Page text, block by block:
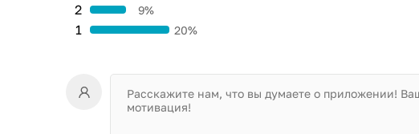
1 20%
2 9%